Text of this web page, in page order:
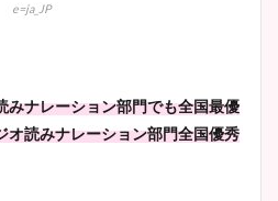
e=ja_JP
みナレーション部門でも全国最優
オ読みナレーション部門全国優秀